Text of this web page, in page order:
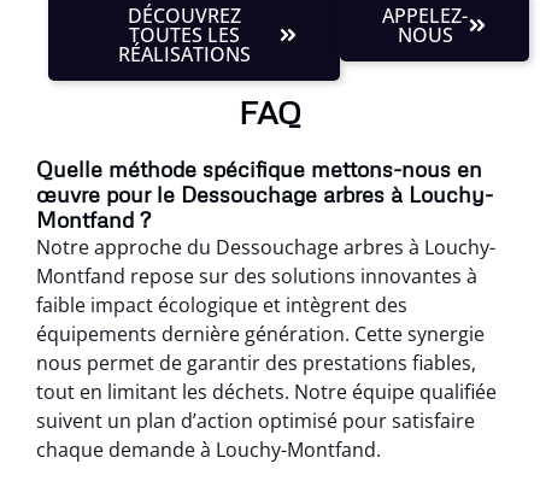
DÉCOUVREZ
TOUTES LES
RÉALISATIONS
APPELEZ-
NOUS
FAQ
Quelle méthode spécifique mettons-nous en
œuvre pour le Dessouchage arbres à Louchy-
Montfand ?
Notre approche du Dessouchage arbres à Louchy-
Montfand repose sur des solutions innovantes à
faible impact écologique et intègrent des
équipements dernière génération. Cette synergie
nous permet de garantir des prestations fiables,
tout en limitant les déchets. Notre équipe qualifiée
suivent un plan d’action optimisé pour satisfaire
chaque demande à Louchy-Montfand.